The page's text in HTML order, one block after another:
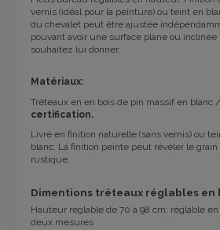
vernis (idéal pour la peinture) ou teint en
du chevalet peut être ajustée
pouvant avoir une surface plane ou
souhaitez lui donner.
Matériaux:
Tréteaux en en bois de pin massif en blanc
certification.
Livré en finition naturelle (sans vernis) ou
blanc. La finition peinte peut révéler le
rustique.
Dimentions tréteaux réglables en
Hauteur réglable de 70 à 98 cm: réglable
deux mesures